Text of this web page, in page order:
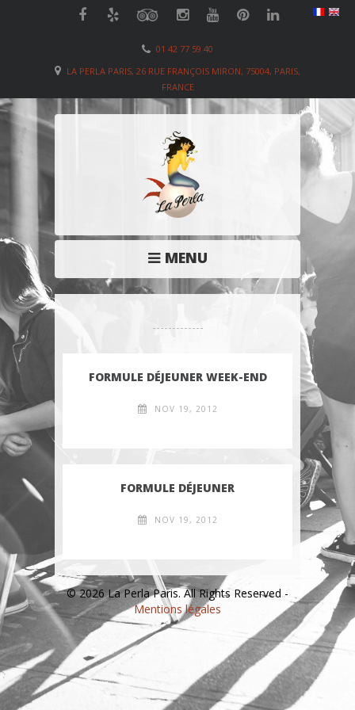
01 42 77 59 40
LA PERLA PARIS, 26 RUE FRANÇOIS MIRON, 75004, PARIS,
FRANCE
MENU
FORMULE DÉJEUNER WEEK-END
NOV 19, 2012
FORMULE DÉJEUNER
NOV 19, 2012
© 2026 La Perla Paris. All Rights Reserved -
Mentions légales